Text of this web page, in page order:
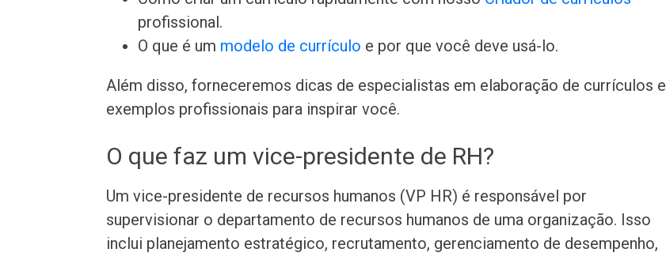
profissional.
O que é um modelo de currículo e por que você deve usá-lo.
Além disso, forneceremos dicas de especialistas em elaboração de currículos e
exemplos profissionais para inspirar você.
O que faz um vice-presidente de RH?
Um vice-presidente de recursos humanos (VP HR) é responsável por
supervisionar o departamento de recursos humanos de uma organização. Isso
inclui planejamento estratégico, recrutamento, gerenciamento de desempenho,